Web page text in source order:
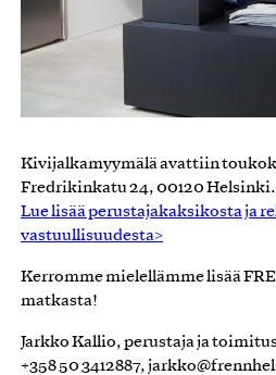
Kivijalkamyymälä avattiin
Fredrikinkatu 24, 00120 Helsinki.
Lue lisää perustajakaksikosta ja
vastuullisuudesta>
Kerromme mielellämme lisää
matkasta!
Jarkko Kallio, perustaja ja
+358 50 3412887,